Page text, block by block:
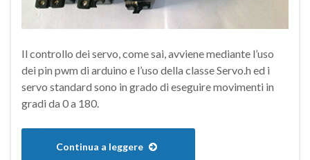
Il controllo dei servo, come sai, avviene mediante l’uso
dei pin pwm di arduino e l’uso della classe Servo.h ed i
servo standard sono in grado di eseguire movimenti in
gradi da 0 a 180.
Continua a leggere